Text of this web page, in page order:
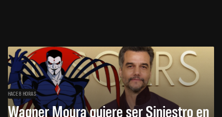
HACE 8 HORAS
Wagner Moura quiere ser Siniestro en